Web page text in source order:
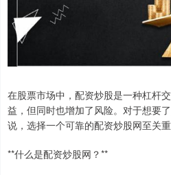
在股票市场中，配资炒股是一种杠杆
益，但同时也增加了风险。对于想要
说，选择一个可靠的配资炒股网至关重
**什么是配资炒股网？**